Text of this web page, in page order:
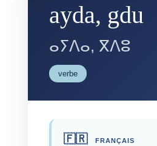
ayda, gdu
ⴰⵢⴷⴰ, ⴳⴷⵓ
verbe
🇫🇷 FRANÇAIS